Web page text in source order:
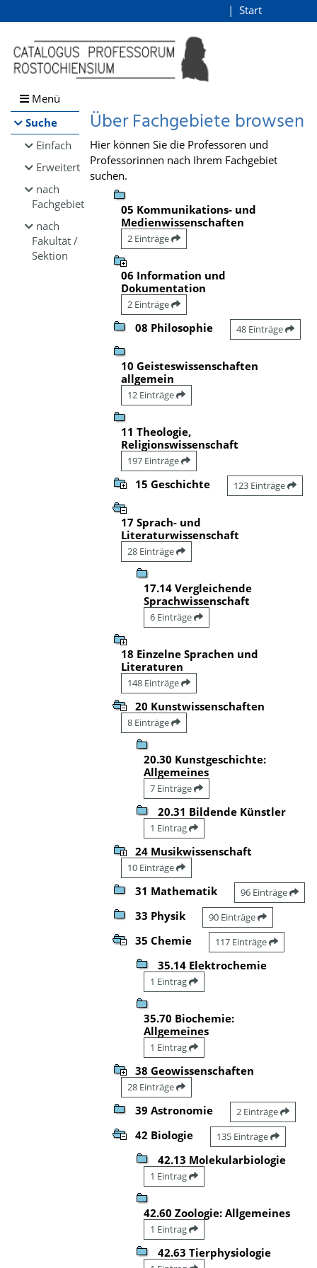
Browsen
direkt zum Inhalt
Start
Menü
Suche
Einfach
Erweitert
nach
Fachgebiet
nach
Fakultät /
Sektion
Über Fachgebiete browsen
Hier können Sie die Professoren und
Professorinnen nach Ihrem Fachgebiet
suchen.
05 Kommunikations- und
Medienwissenschaften
2 Einträge
06 Information und
Dokumentation
2 Einträge
08 Philosophie 48 Einträge
10 Geisteswissenschaften
allgemein
12 Einträge
11 Theologie,
Religionswissenschaft
197 Einträge
15 Geschichte 123 Einträge
17 Sprach- und
Literaturwissenschaft
28 Einträge
17.14 Vergleichende
Sprachwissenschaft
6 Einträge
18 Einzelne Sprachen und
Literaturen
148 Einträge
20 Kunstwissenschaften
8 Einträge
20.30 Kunstgeschichte:
Allgemeines
7 Einträge
20.31 Bildende Künstler
1 Eintrag
24 Musikwissenschaft
10 Einträge
31 Mathematik 96 Einträge
33 Physik 90 Einträge
35 Chemie 117 Einträge
35.14 Elektrochemie
1 Eintrag
35.70 Biochemie:
Allgemeines
1 Eintrag
38 Geowissenschaften
28 Einträge
39 Astronomie 2 Einträge
42 Biologie 135 Einträge
42.13 Molekularbiologie
1 Eintrag
42.60 Zoologie: Allgemeines
1 Eintrag
42.63 Tierphysiologie